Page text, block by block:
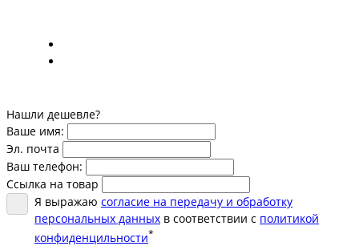
Нашли дешевле?
Ваше имя:
Эл. почта
Ваш телефон:
Ссылка на товар
Я выражаю согласие на передачу и обработку
персональных данных в соответствии с политикой
конфиденцильности*